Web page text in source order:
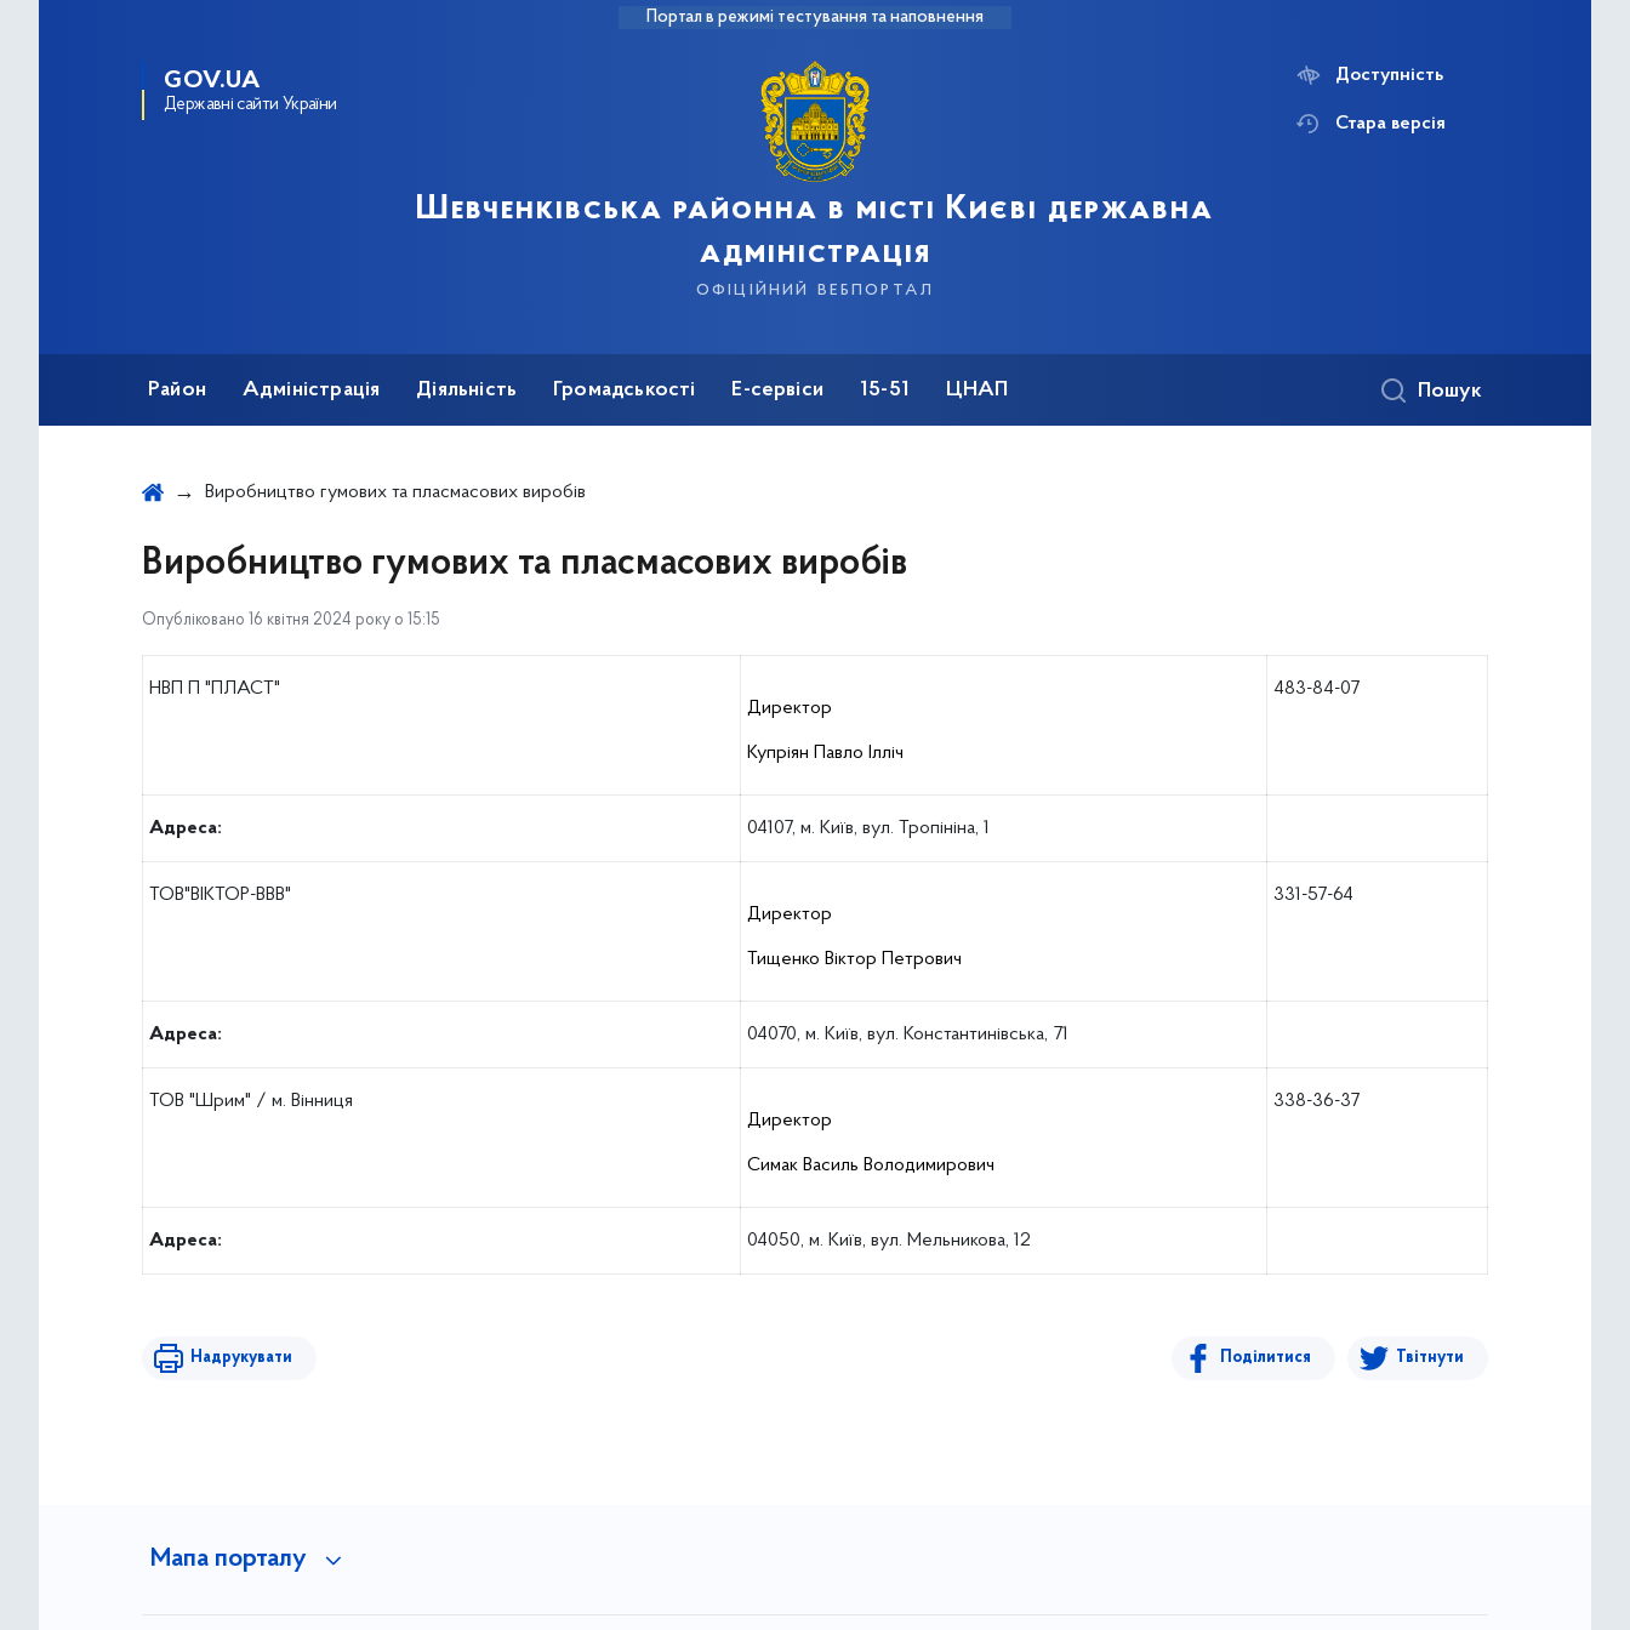
Портал в режимі тестування та наповнення
GOV.UA
Державні сайти України
Шевченківська районна в місті Києві державна
адміністрація
офіційний вебпортал
Доступність
Стара версія
Район Адміністрація Діяльність Громадськості Е-сервіси 15-51 ЦНАП Пошук
Виробництво гумових та пласмасових виробів
Виробництво гумових та пласмасових виробів
Опубліковано 16 квітня 2024 року о 15:15
НВП П "ПЛАСТ"
Директор
Купріян Павло Ілліч
483-84-07
Адреса: 04107, м. Київ, вул. Тропініна, 1
ТОВ"ВІКТОР-ВВВ"
Директор
Тищенко Віктор Петрович
331-57-64
Адреса: 04070, м. Київ, вул. Константинівська, 71
ТОВ "Шрим" / м. Вінниця
Директор
Симак Василь Володимирович
338-36-37
Адреса: 04050, м. Київ, вул. Мельникова, 12
Надрукувати Поділитися Твітнути
Мапа порталу